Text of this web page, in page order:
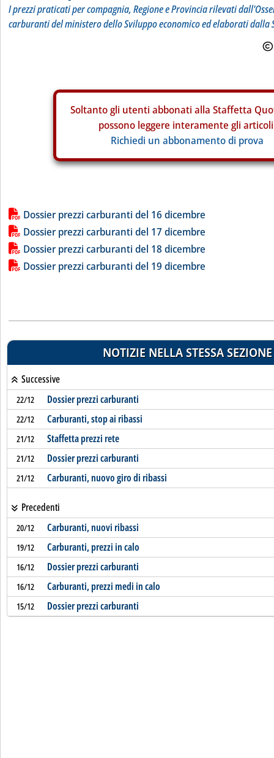
I prezzi praticati per compagnia, Regione e Provincia rilevati
carburanti del ministero dello Sviluppo economico ed elaborati dalla
Soltanto gli utenti abbonati alla Staffetta
possono leggere interamente gli
Richiedi un abbonamento di prova
Lista allegati PDF alla notizia
Dossier prezzi carburanti del 16 dicembre
Dossier prezzi carburanti del 17 dicembre
Dossier prezzi carburanti del 18 dicembre
Dossier prezzi carburanti del 19 dicembre
NOTIZIE NELLA STESSA SEZIONE
Successive
22/12 Dossier prezzi carburanti
22/12 Carburanti, stop ai ribassi
21/12 Staffetta prezzi rete
21/12 Dossier prezzi carburanti
21/12 Carburanti, nuovo giro di ribassi
Precedenti
20/12 Carburanti, nuovi ribassi
19/12 Carburanti, prezzi in calo
16/12 Dossier prezzi carburanti
16/12 Carburanti, prezzi medi in calo
15/12 Dossier prezzi carburanti